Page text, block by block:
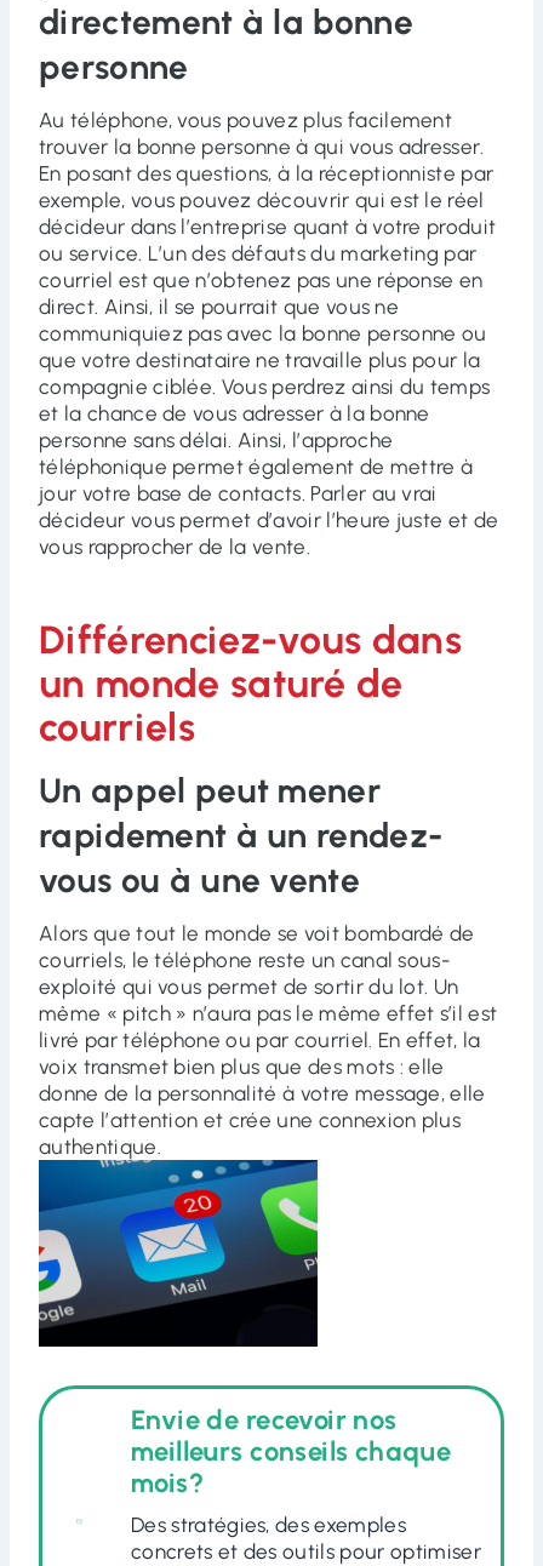
directement à la bonne
personne
Au téléphone, vous pouvez plus facilement
trouver la bonne personne à qui vous adresser.
En posant des questions, à la réceptionniste par
exemple, vous pouvez découvrir qui est le réel
décideur dans l’entreprise quant à votre produit
ou service. L’un des défauts du marketing par
courriel est que n’obtenez pas une réponse en
direct. Ainsi, il se pourrait que vous ne
communiquiez pas avec la bonne personne ou
que votre destinataire ne travaille plus pour la
compagnie ciblée. Vous perdrez ainsi du temps
et la chance de vous adresser à la bonne
personne sans délai. Ainsi, l’approche
téléphonique permet également de mettre à
jour votre base de contacts. Parler au vrai
décideur vous permet d’avoir l’heure juste et de
vous rapprocher de la vente.
Différenciez-vous dans
un monde saturé de
courriels
Un appel peut mener
rapidement à un rendez-
vous ou à une vente
Alors que tout le monde se voit bombardé de
courriels, le téléphone reste un canal sous-
exploité qui vous permet de sortir du lot. Un
même « pitch » n’aura pas le même effet s’il est
livré par téléphone ou par courriel. En effet, la
voix transmet bien plus que des mots : elle
donne de la personnalité à votre message, elle
capte l’attention et crée une connexion plus
authentique.
Envie de recevoir nos
meilleurs conseils chaque
mois?
Des stratégies, des exemples
concrets et des outils pour optimiser